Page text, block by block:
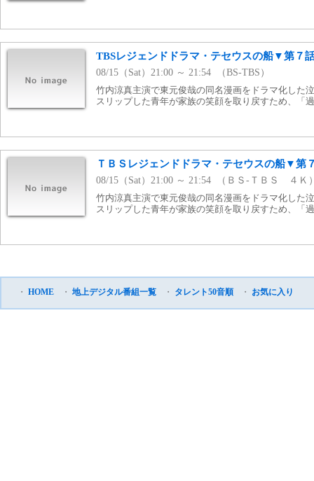
TBSレジェンドドラマ・テセウスの船▼第７
08/15（Sat）21:00 ～ 21:54 （BS-TBS）
竹内涼真主演で東元俊哉の同名漫画をドラマ化した
スリップした青年が家族の笑顔を取り戻すため、「
ＴＢＳレジェンドドラマ・テセウスの船▼第
08/15（Sat）21:00 ～ 21:54 （ＢＳ-ＴＢＳ ４Ｋ
竹内涼真主演で東元俊哉の同名漫画をドラマ化した
スリップした青年が家族の笑顔を取り戻すため、「
・ HOME ・ 地上デジタル番組一覧 ・ タレント50音順 ・ お気に入り